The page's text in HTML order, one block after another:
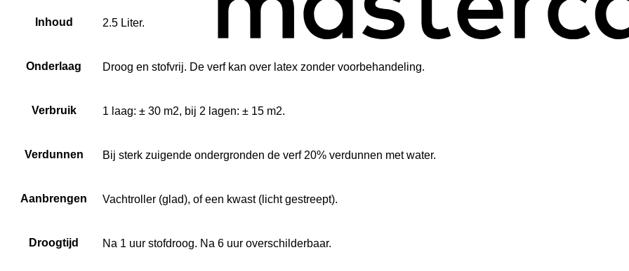
Inhoud 2.5 Liter.
Onderlaag Droog en stofvrij. De verf kan over latex zonder voorbehandeling.
Verbruik 1 laag: ± 30 m2, bij 2 lagen: ± 15 m2.
Verdunnen Bij sterk zuigende ondergronden de verf 20% verdunnen met water.
Aanbrengen Vachtroller (glad), of een kwast (licht gestreept).
Droogtijd Na 1 uur stofdroog. Na 6 uur overschilderbaar.